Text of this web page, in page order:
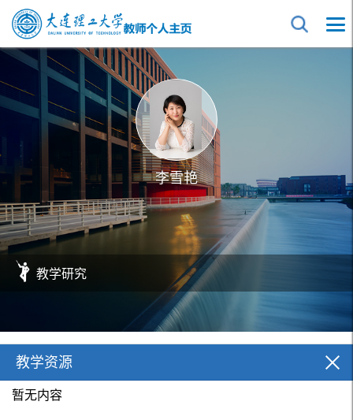
李雪艳
教学研究
教学资源
暂无内容